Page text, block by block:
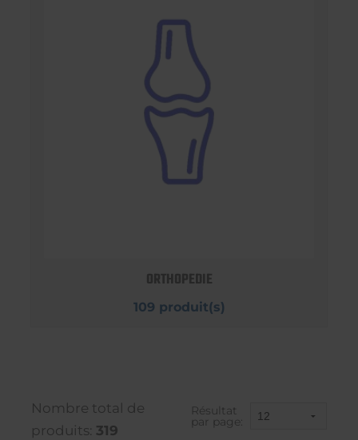
ORTHOPEDIE
109 produit(s)
Nombre total de
produits: 319
Résultat
par page: